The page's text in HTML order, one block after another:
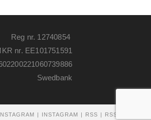
Reg nr. 12740854
nr. EE101751591
Swedbank
INSTAGRAM RSS RSS